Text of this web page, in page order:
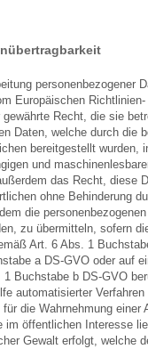
personenbezogener
Europäischen Richtlinien-
gewährte Recht, die sie
Daten, welche durch die
bereitgestellt wurden,
und
das Recht, diese
ohne Behinderung
die
zu übermitteln, sofern
Art. 6 Abs. 1
a DS-GVO oder auf
Buchstabe b DS-GVO
automatisierter
die Wahrnehmung einer
im öffentlichen Interesse
Gewalt erfolgt, welche